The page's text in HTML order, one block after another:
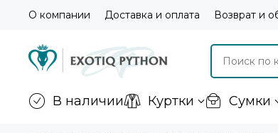
О компании Доставка и оплата Возврат и
В наличии Куртки Сумки